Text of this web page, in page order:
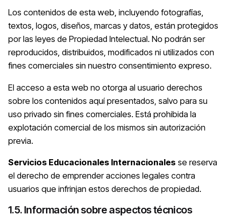
Los contenidos de esta web, incluyendo fotografías,
textos, logos, diseños, marcas y datos, están protegidos
por las leyes de Propiedad Intelectual. No podrán ser
reproducidos, distribuidos, modificados ni utilizados con
fines comerciales sin nuestro consentimiento expreso.
El acceso a esta web no otorga al usuario derechos
sobre los contenidos aquí presentados, salvo para su
uso privado sin fines comerciales. Está prohibida la
explotación comercial de los mismos sin autorización
previa.
Servicios Educacionales Internacionales se reserva
el derecho de emprender acciones legales contra
usuarios que infrinjan estos derechos de propiedad.
1.5. Información sobre aspectos técnicos